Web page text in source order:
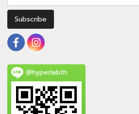
Subscribe
@hyperlabth